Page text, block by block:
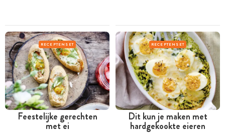
RECEPTENSET
Feestelijke gerechten
met ei
RECEPTENSET
Dit kun je maken met
hardgekookte eieren